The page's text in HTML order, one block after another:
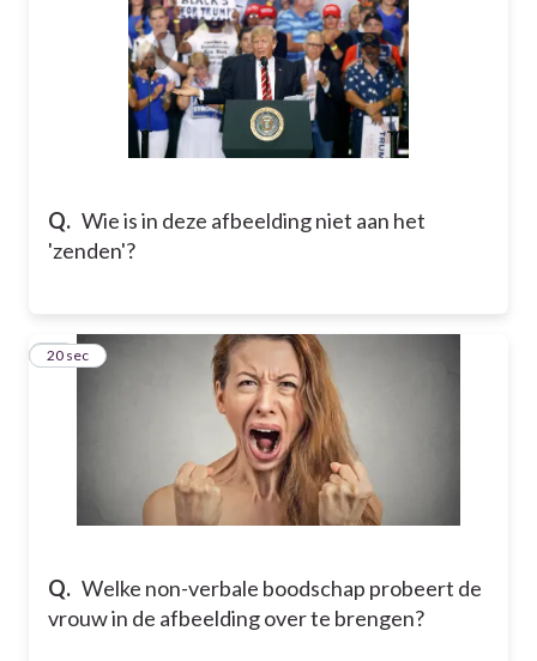
Q. Wie is in deze afbeelding niet aan het
'zenden'?
Q. Welke non-verbale boodschap probeert de
vrouw in de afbeelding over te brengen?
25
20 sec